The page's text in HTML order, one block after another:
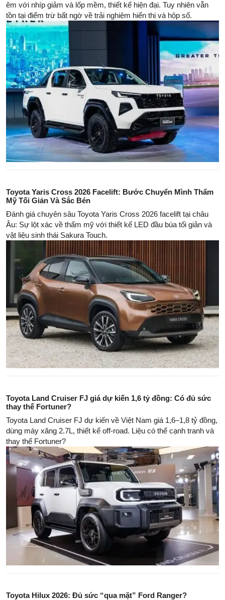
êm với nhíp giảm và lốp mềm, thiết kế hiện đại. Tuy nhiên vẫn
tồn tại điểm trừ bất ngờ về trải nghiệm hiển thị và hộp số.
Toyota Yaris Cross 2026 Facelift: Bước Chuyển Mình Thẩm
Mỹ Tối Giản Và Sắc Bén
Đánh giá chuyên sâu Toyota Yaris Cross 2026 facelift tại châu
Âu: Sự lột xác về thẩm mỹ với thiết kế LED đầu búa tối giản và
vật liệu sinh thái Sakura Touch.
Toyota Land Cruiser FJ giá dự kiến 1,6 tỷ đồng: Có đủ sức
thay thế Fortuner?
Toyota Land Cruiser FJ dự kiến về Việt Nam giá 1,6–1,8 tỷ đồng,
dùng máy xăng 2.7L, thiết kế off-road. Liệu có thể cạnh tranh và
thay thế Fortuner?
Toyota Hilux 2026: Đủ sức “qua mặt” Ford Ranger?